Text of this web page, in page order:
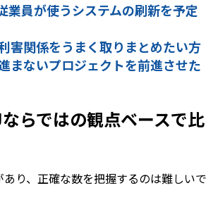
業員が使うシステムの刷新を予定
害関係をうまく取りまとめたい方
まないプロジェクトを前進させた
らではの観点ベースで比
り、正確な数を把握するのは難しいで